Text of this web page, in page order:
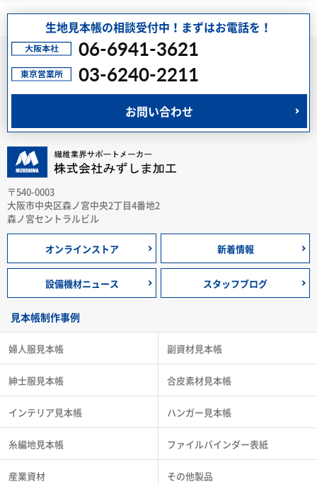
生地見本帳の相談受付中！まずはお電話を！
06-6941-3621
03-6240-2211
お問い合わせ
〒540-0003
大阪市中央区森ノ宮中央2丁目4番地2
森ノ宮セントラルビル
オンラインストア 新着情報
設備機材ニュース スタッフブログ
見本帳制作事例
婦人服見本帳
紳士服見本帳
インテリア見本帳
糸編地見本帳
産業資材
副資材見本帳
合皮素材見本帳
ハンガー見本帳
ファイルバインダー表紙
その他製品